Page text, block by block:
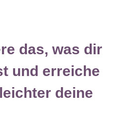
das, was dir
und erreiche
deine